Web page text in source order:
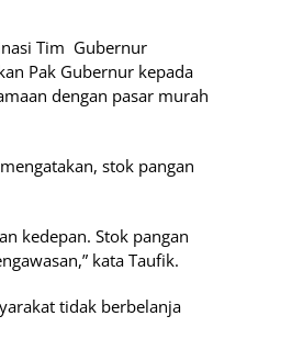
Tim Gubernur
Pak Gubernur kepada
dengan pasar murah
stok pangan
kedepan. Stok pangan
kata Taufik.
tidak berbelanja